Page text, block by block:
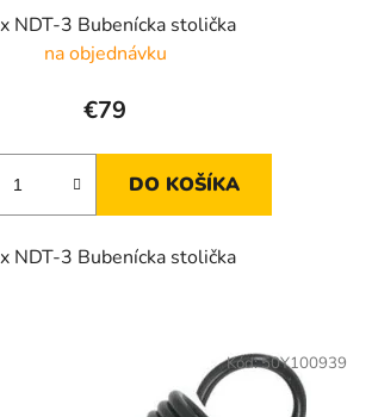
NDT-3 Bubenícka stolička
na objednávku
€79
DO KOŠÍKA
NDT-3 Bubenícka stolička
Kód:50Y100939